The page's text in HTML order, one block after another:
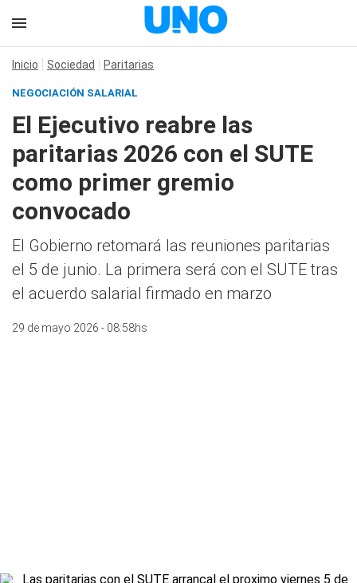
Inicio Sociedad Paritarias
NEGOCIACIÓN SALARIAL
El Ejecutivo reabre las
paritarias 2026 con el SUTE
como primer gremio
convocado
El Gobierno retomará las reuniones paritarias
el 5 de junio. La primera será con el SUTE tras
el acuerdo salarial firmado en marzo
29 de mayo 2026 - 08:58hs